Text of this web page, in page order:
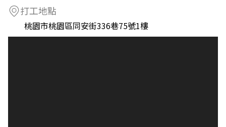
打工地點
桃園市桃園區同安街336巷75號1樓